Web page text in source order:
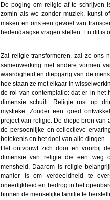
De poging om religie af te schrijven
zomin als we zonder muziek, kunst
maken en ons een gevoel van
hedendaagse vragen stellen. En dit is
Zal religie transformeren, zal ze ons
samenwerking met andere vormen
waardigheid en diepgang van de
hoe staan ze met elkaar in
de rol van contemplatie: dat er in het
dimensie schuilt. Religie rust op
mystieke. Zonder een goed
project van religie. De diepe bron van
de persoonlijke en collectieve
betekenis en het doel van alle dingen.
Het ontvouwt zich door en voorbij
dimensie van religie die een weg
mensheid. Daarom is religie
manier is om verdeeldheid te
oneerlijkheid en bedrog in het
binnen de menselijke familie te